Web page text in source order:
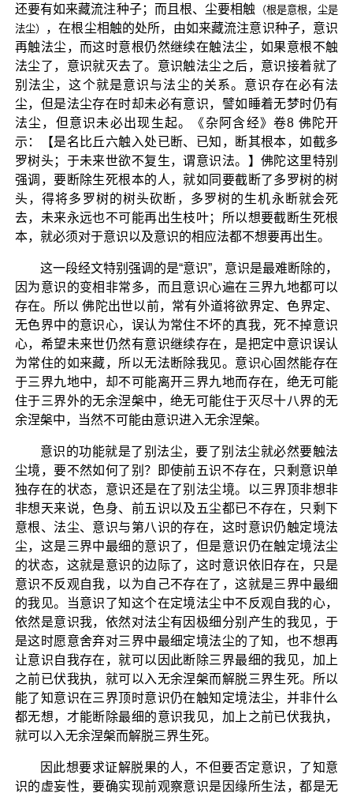
还要有如来藏流注种子；而且根、尘要相触
（根是意根，尘是
法尘）
，在根尘相触的处所，由如来藏流注意识种子，意识
再触法尘，而这时意根仍然继续在触法尘，如果意根不触
法尘了，意识就灭去了。意识触法尘之后，意识接着就了
别法尘，这个就是意识与法尘的关系。意识存在必有法
尘，但是法尘存在时却未必有意识，譬如睡着无梦时仍有
法尘，但意识未必出现生起。《杂阿含经》卷8 佛陀开
示：【是名比丘六触入处已断、已知，断其根本，如截多
罗树头；于未来世欲不复生，谓意识法。】佛陀这里特别
强调，要断除生死根本的人，就如同要截断了多罗树的树
头，得将多罗树的树头砍断，多罗树的生机永断就会死
去，未来永远也不可能再出生枝叶；所以想要截断生死根
本，就必须对于意识以及意识的相应法都不想要再出生。
这一段经文特别强调的是“意识”，意识是最难断除的，
因为意识的变相非常多，而且意识心遍在三界九地都可以
存在。所以 佛陀出世以前，常有外道将欲界定、色界定、
无色界中的意识心，误认为常住不坏的真我，死不掉意识
心，希望未来世仍然有意识继续存在，是把定中意识误认
为常住的如来藏，所以无法断除我见。意识心固然能存在
于三界九地中，却不可能离开三界九地而存在，绝无可能
住于三界外的无余涅槃中，绝无可能住于灭尽十八界的无
余涅槃中，当然不可能由意识进入无余涅槃。
意识的功能就是了别法尘，要了别法尘就必然要触法
尘境，要不然如何了别？即使前五识不存在，只剩意识单
独存在的状态，意识还是在了别法尘境。以三界顶非想非
非想天来说，色身、前五识以及五尘都已不存在，只剩下
意根、法尘、意识与第八识的存在，这时意识仍触定境法
尘，这是三界中最细的意识了，但是意识仍在触定境法尘
的状态，这就是意识的边际了，这时意识依旧存在，只是
意识不反观自我，以为自己不存在了，这就是三界中最细
的我见。当意识了知这个在定境法尘中不反观自我的心，
依然是意识我，依然对法尘有因极细分别产生的我见，于
是这时愿意舍弃对三界中最细定境法尘的了知，也不想再
让意识自我存在，就可以因此断除三界最细的我见，加上
之前已伏我执，就可以入无余涅槃而解脱三界生死。所以
能了知意识在三界顶时意识仍在触知定境法尘，并非什么
都无想，才能断除最细的意识我见，加上之前已伏我执，
就可以入无余涅槃而解脱三界生死。
因此想要求证解脱果的人，不但要否定意识，了知意
识的虚妄性，要确实现前观察意识是因缘所生法，都是无